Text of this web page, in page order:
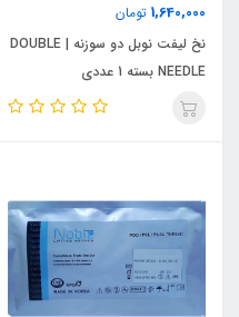
1,640,000 تومان
نخ لیفت نوبل دو سوزنه | DOUBLE
NEEDLE بسته 1 عددی